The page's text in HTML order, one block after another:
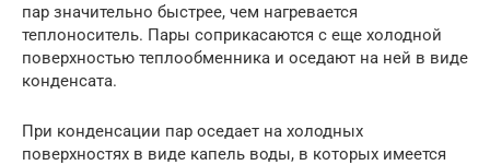
пар значительно быстрее, чем нагревается
теплоноситель. Пары соприкасаются с еще холодной
поверхностью теплообменника и оседают на ней в виде
конденсата.
При конденсации пар оседает на холодных
поверхностях в виде капель воды, в которых имеется